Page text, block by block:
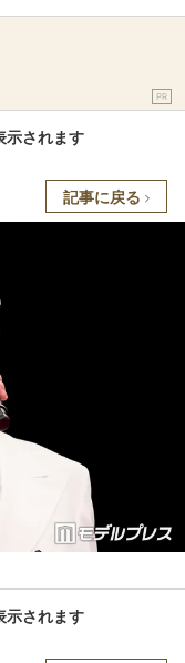
PR
示されます
記事に戻る
示されます